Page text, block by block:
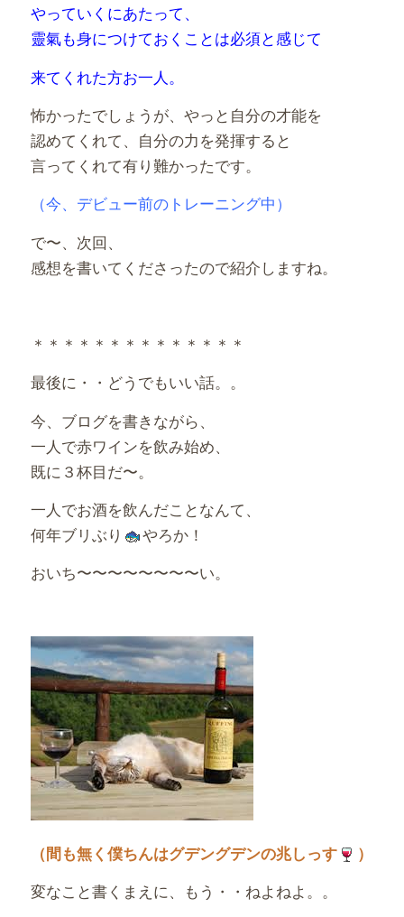
やっていくにあたって、
靈氣も身につけておくことは必須と感じて
来てくれた方お一人。
怖かったでしょうが、やっと自分の才能を
認めてくれて、自分の力を発揮すると
言ってくれて有り難かったです。
（今、デビュー前のトレーニング中）
で〜、次回、
感想を書いてくださったので紹介しますね。
＊＊＊＊＊＊＊＊＊＊＊＊＊＊
最後に・・どうでもいい話。。
今、ブログを書きながら、
一人で赤ワインを飲み始め、
既に３杯目だ〜。
一人でお酒を飲んだことなんて、
何年ブリぶり
やろか！
おいち〜〜〜〜〜〜〜〜い。
（間も無く僕ちんはグデングデンの兆しっす ）
変なこと書くまえに、もう・・ねよねよ。。